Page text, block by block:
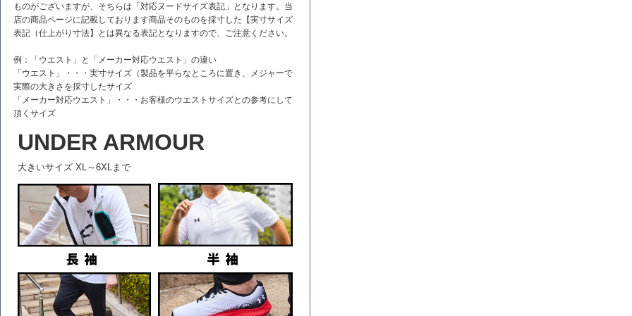
ものがございますが、そちらは「対応ヌードサイズ表記」となります。当
店の商品ページに記載しております商品そのものを採寸した【実寸サイズ
表記（仕上がり寸法】とは異なる表記となりますので、ご注意ください。
例：「ウエスト」と「メーカー対応ウエスト」の違い
「ウエスト」・・・実寸サイズ（製品を平らなところに置き、メジャーで
実際の大きさを採寸したサイズ
「メーカー対応ウエスト」・・・お客様のウエストサイズとの参考にして
頂くサイズ
UNDER ARMOUR
大きいサイズ XL～6XLまで